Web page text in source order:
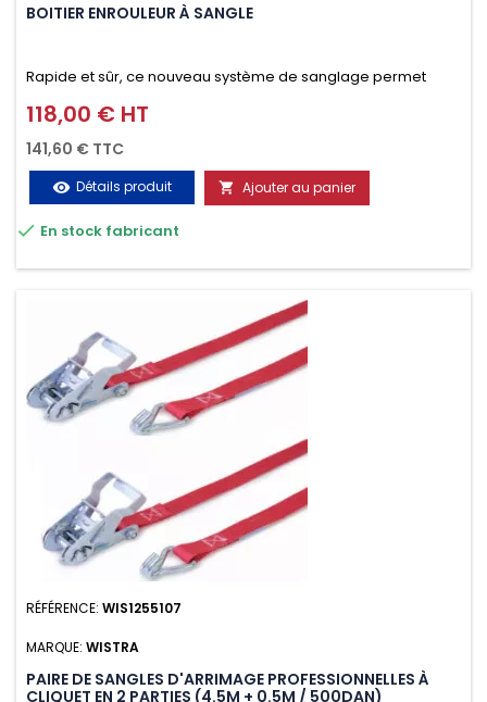
BOITIER ENROULEUR À SANGLE
Rapide et sûr, ce nouveau système de sanglage permet
d’arrimer le chargement sur la galerie en moins d’une
minute.
Prix
118,00 € HT
141,60 € TTC
visibility Détails produit  Ajouter au panier
 En stock fabricant
RÉFÉRENCE: WIS1255107
MARQUE: WISTRA
PAIRE DE SANGLES D'ARRIMAGE PROFESSIONNELLES À
CLIQUET EN 2 PARTIES (4.5M + 0.5M / 500DAN)